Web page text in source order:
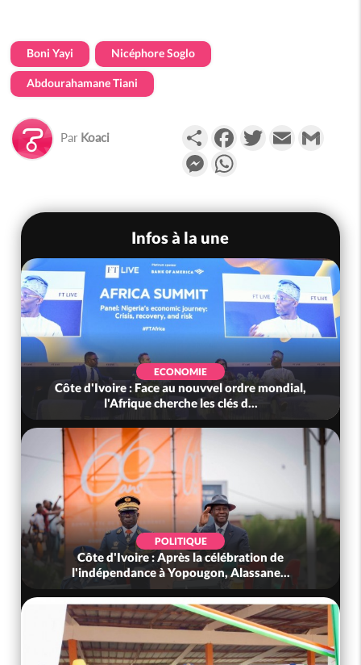
Boni Yayi Nicéphore Soglo
Abdourahamane Tiani
Par Koaci PartagerFacebookTwitterEmail
Messenger
Infos à la une
ECONOMIE
Côte d'Ivoire : Face au nouvvel ordre mondial,
l'Afrique cherche les clés d...
POLITIQUE
Côte d'Ivoire : Après la célébration de
l'indépendance à Yopougon, Alassane...